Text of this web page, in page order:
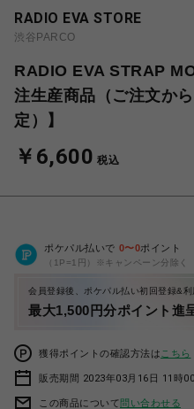
RADIO EVA STORE
渋谷PARCO
RADIO EVA STRAP
注生産商品（ご注文か
定）】
￥6,600 税込
ポケパル払いで 0〜0ポイント
（1P=1円）※キャンペーン分除く
会員登録後、ポケパル払い初回登録&利
最大1,500円分ポイント進
獲得ポイントの確認方法は こちら
販売期間 2023年03月16日 11時
この商品について問い合わせる